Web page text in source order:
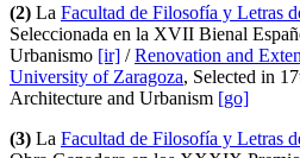
(2) La Facultad de Filosofía y Letras
Seleccionada en la XVII Bienal
Urbanismo [ir] /Renovation and
University of Zaragoza, Selected in
Architecture and Urbanism [go]
(3) La Facultad de Filosofía y Letras